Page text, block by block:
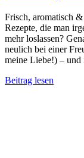
Frisch, aromatisch
Rezepte, die man
mehr loslassen?
neulich bei einer
meine Liebe!) – und
Beitrag lesen